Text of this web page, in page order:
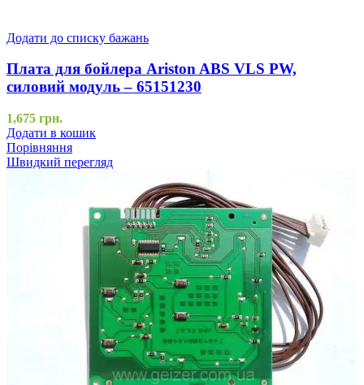
Додати до списку бажань
Плата для бойлера Ariston ABS VLS PW,
силовий модуль – 65151230
1,675 грн.
Додати в кошик
Порівняння
Швидкий перегляд